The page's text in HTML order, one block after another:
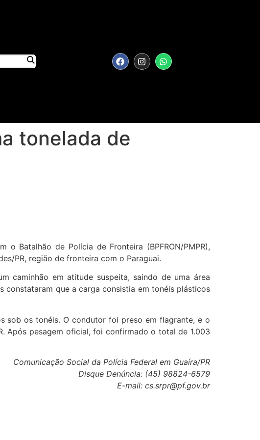
tonelada de
Batalhão de Polícia de Fronteira (BPFRON/PMPR),
PR, região de fronteira com o Paraguai.
caminhão em atitude suspeita, saindo de uma área
que a carga consistia em tonéis plásticos
sob os tonéis. O condutor foi preso em flagrante, e o
Após pesagem oficial, foi confirmado o total de 1.003
Comunicação Social da Polícia Federal em Guaíra/PR
Disque Denúncia: (45) 98824-6579
E-mail: cs.srpr@pf.gov.br